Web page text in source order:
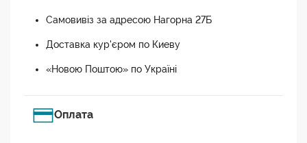
Самовивіз за адресою Нагорна 27Б
Доставка кур'єром по Киеву
«Новою Поштою» по Україні
Оплата